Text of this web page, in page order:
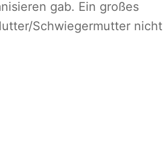
gab. Ein großes
Schwiegermutter nicht